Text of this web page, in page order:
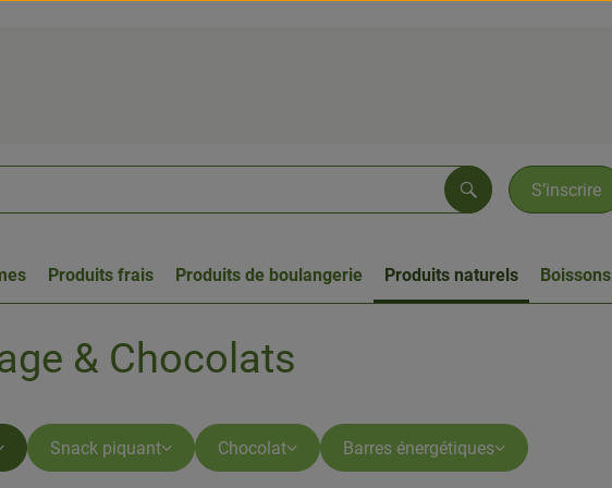
S’inscrire
Rechercher
Produits frais Produits de boulangerie Produits naturels Boissons
& Chocolats
Snack piquant Chocolat Barres énergétiques